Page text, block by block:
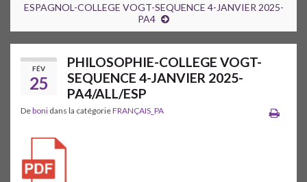
ESPAGNOL-COLLEGE VOGT-SEQUENCE 4-JANVIER 2025-
PA4
FÉV
25
PHILOSOPHIE-COLLEGE VOGT-
SEQUENCE 4-JANVIER 2025-
PA4/ALL/ESP
Deboni dans la catégorieFRANÇAIS_PA